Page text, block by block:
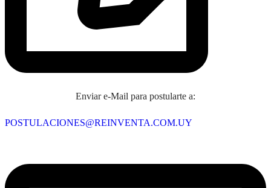
Enviar e-Mail para postularte a:
POSTULACIONES@REINVENTA.COM.UY